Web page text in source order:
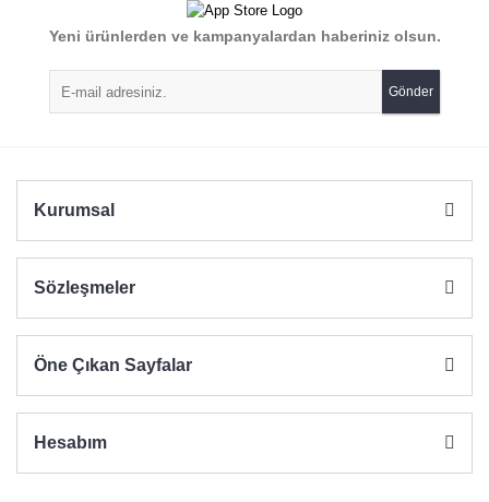
Yorum Yaz
Ürün resmi kalitesiz, bozuk veya görüntülenemiyor.
Ürün açıklamasında eksik bilgiler bulunuyor.
Ürün bilgilerinde hatalar bulunuyor.
Yeni ürünlerden ve kampanyalardan haberiniz olsun.
Gönder
Kurumsal
Sözleşmeler
Öne Çıkan Sayfalar
Hesabım